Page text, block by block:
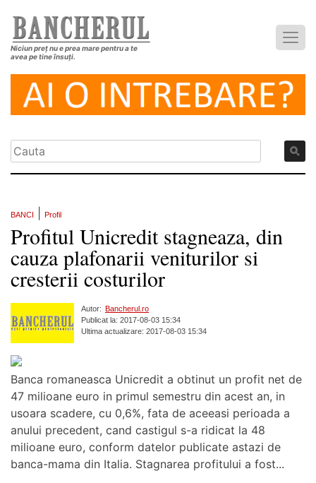
Niciun preț nu e prea mare pentru a te
avea pe tine însuți.
BANCI Profil
Profitul Unicredit stagneaza, din
cauza plafonarii veniturilor si
cresterii costurilor
Autor: Bancherul.ro
Publicat la: 2017-08-03 15:34
Ultima actualizare: 2017-08-03 15:34
Banca romaneasca Unicredit a obtinut un profit net de
47 milioane euro in primul semestru din acest an, in
usoara scadere, cu 0,6%, fata de aceeasi perioada a
anului precedent, cand castigul s-a ridicat la 48
milioane euro, conform datelor publicate astazi de
banca-mama din Italia. Stagnarea profitului a fost...